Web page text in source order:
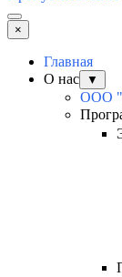
×
Главная
О нас
▼
ООО